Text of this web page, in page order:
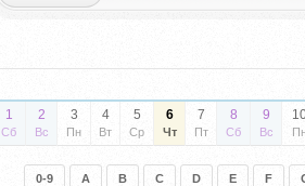
1
Сб
2
Вс
3
Пн
4
Вт
5
Ср
6
Чт
7
Пт
8
Сб
9
Вс
0-9 A B C D E F